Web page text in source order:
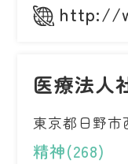
http://
医療法人
東京都日野市
精神(268)